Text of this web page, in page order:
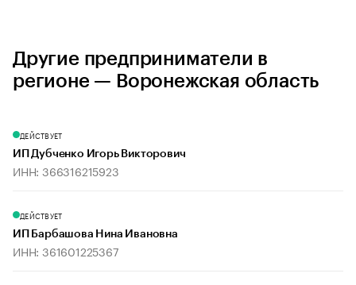
Другие предприниматели в
регионе — Воронежская область
ДЕЙСТВУЕТ
ИП Дубченко Игорь Викторович
ИНН: 366316215923
ДЕЙСТВУЕТ
ИП Барбашова Нина Ивановна
ИНН: 361601225367